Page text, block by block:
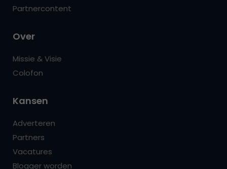
Partnercontent
Over
Missie & Visie
Colofon
Kansen
Adverteren
Partners
Vacatures
Blogger worden